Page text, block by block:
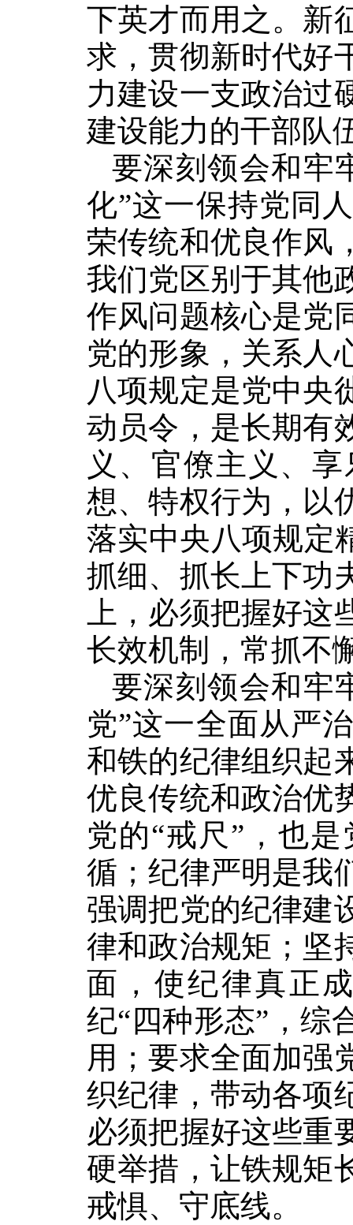
下英才而用之。新
求，贯彻新时代好
力建设一支政治过
建设能力的干部队
要深刻领会和牢
化”这一保持党同
荣传统和优良作风
我们党区别于其他
作风问题核心是党
党的形象，关系人
八项规定是党中央
动员令，是长期有
义、官僚主义、
想、特权行为，以
落实中央八项规定
抓细、抓长上下功
上，必须把握好
长效机制，常抓不
要深刻领会和牢
党”这一全面从严
和铁的纪律组织起
优良传统和政治优
党的“戒尺”，也
循；纪律严明是我
强调把党的纪律建
律和政治规矩；坚
面，使纪律真正
纪“四种形态”，综
用；要求全面加强
织纪律，带动各项
必须把握好这些重
硬举措，让铁规矩
戒惧、守底线。